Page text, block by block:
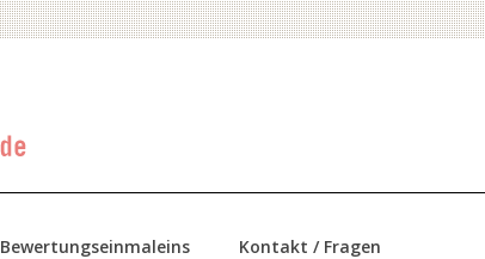
Bewertungseinmaleins Kontakt / Fragen